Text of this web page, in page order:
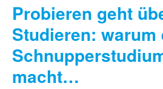
Probieren geht
Studieren: warum
macht…